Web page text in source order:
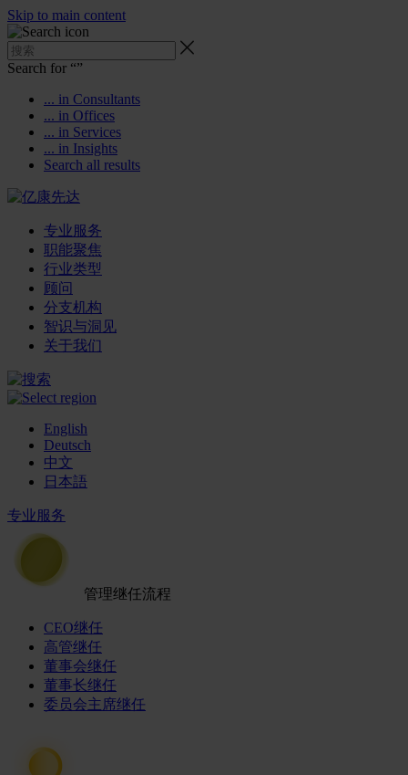
Skip to main content
Search for “”
... in Consultants
... in Offices
... in Services
... in Insights
Search all results
专业服务
职能聚焦
行业类型
顾问
分支机构
智识与洞见
关于我们
English
Deutsch
中文
日本語
专业服务
管理继任流程
CEO继任
高管继任
董事会继任
董事长继任
委员会主席继任